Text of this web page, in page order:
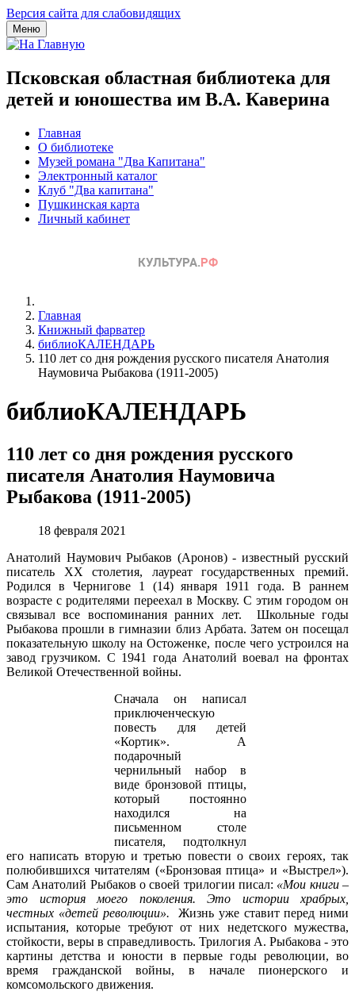
Версия сайта для слабовидящих
Меню
Псковская областная библиотека для
детей и юношества им В.А. Каверина
Главная
О библиотеке
Музей романа "Два Капитана"
Электронный каталог
Клуб "Два капитана"
Пушкинская карта
Личный кабинет
Главная
Книжный фарватер
библиоКАЛЕНДАРЬ
110 лет со дня рождения русского писателя Анатолия
Наумовича Рыбакова (1911-2005)
библиоКАЛЕНДАРЬ
110 лет со дня рождения русского
писателя Анатолия Наумовича
Рыбакова (1911-2005)
18 февраля 2021
Анатолий Наумович Рыбаков (Аронов) - известный русский
писатель XX столетия, лауреат государственных премий.
Родился в Чернигове 1 (14) января 1911 года. В раннем
возрасте с родителями переехал в Москву. С этим городом он
связывал все воспоминания ранних лет. Школьные годы
Рыбакова прошли в гимназии близ Арбата. Затем он посещал
показательную школу на Остоженке, после чего устроился на
завод грузчиком. С 1941 года Анатолий воевал на фронтах
Великой Отечественной войны.
Сначала он написал
приключенческую
повесть для детей
«Кортик». А
подарочный
чернильный набор в
виде бронзовой птицы,
который постоянно
находился на
письменном столе
писателя, подтолкнул
его написать вторую и третью повести о своих героях, так
полюбившихся читателям («Бронзовая птица» и «Выстрел»).
Сам Анатолий Рыбаков о своей трилогии писал: «Мои книги –
это история моего поколения. Это истории храбрых,
честных «детей революции». Жизнь уже ставит перед ними
испытания, которые требуют от них недетского мужества,
стойкости, веры в справедливость. Трилогия А. Рыбакова - это
картины детства и юности в первые годы революции, во
время гражданской войны, в начале пионерского и
комсомольского движения.